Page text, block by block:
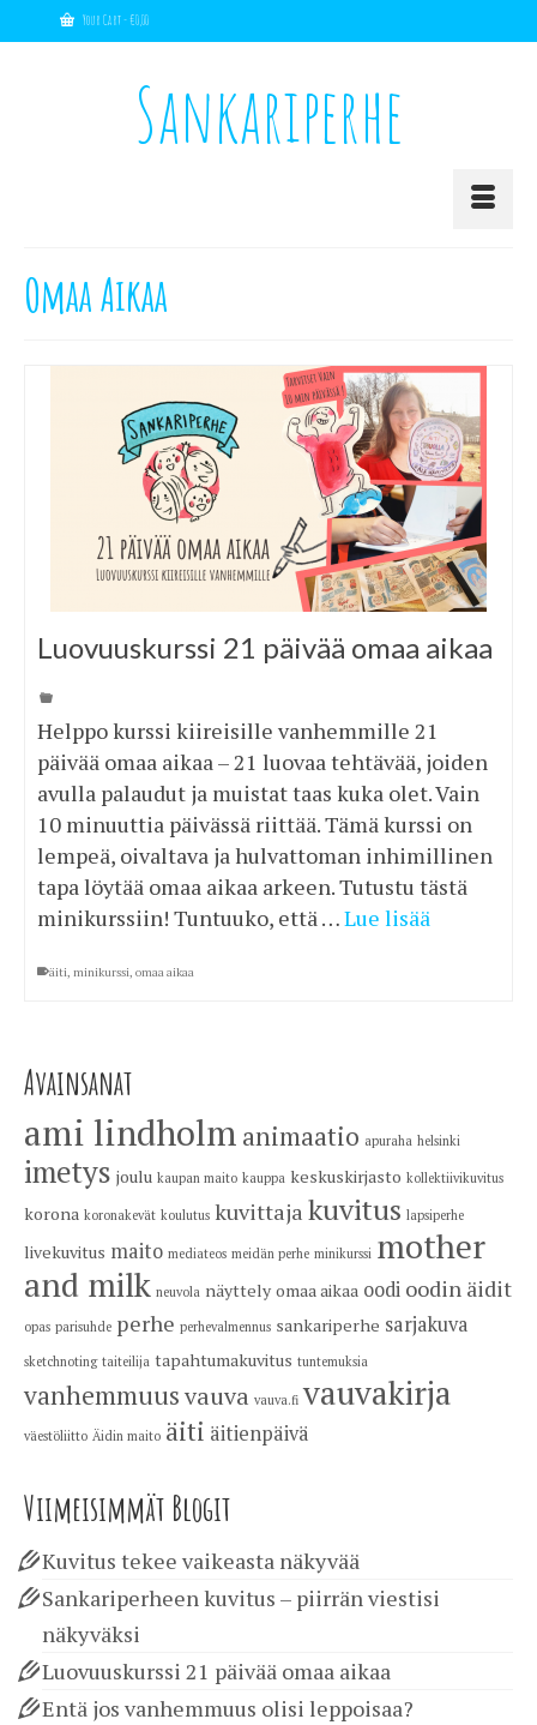
Your Cart-€0,00
Sankariperhe
Omaa Aikaa
Luovuuskurssi 21 päivää omaa aikaa
Helppo kurssi kiireisille vanhemmille 21
päivää omaa aikaa – 21 luovaa tehtävää, joiden
avulla palaudut ja muistat taas kuka olet. Vain
10 minuuttia päivässä riittää. Tämä kurssi on
lempeä, oivaltava ja hulvattoman inhimillinen
tapa löytää omaa aikaa arkeen. Tutustu tästä
minikurssiin! Tuntuuko, että …Lue lisää
äiti, minikurssi, omaa aikaa
Avainsanat
ami lindholm animaatio apuraha helsinki
imetys joulu kaupan maito kauppa keskuskirjasto kollektiivikuvitus
korona koronakevät koulutus kuvittaja kuvitus lapsiperhe
livekuvitus maito mediateos meidän perhe minikurssi mother
and milk neuvola näyttely omaa aikaa oodi oodin äidit
opas parisuhde perhe perhevalmennus sankariperhe sarjakuva
sketchnoting taiteilija tapahtumakuvitus tuntemuksia
vanhemmuusvauva vauva.fi vauvakirja
väestöliitto Äidin maito äiti äitienpäivä
Viimeisimmät Blogit
Kuvitus tekee vaikeasta näkyvää
Sankariperheen kuvitus – piirrän viestisi
näkyväksi
Luovuuskurssi 21 päivää omaa aikaa
Entä jos vanhemmuus olisi leppoisaa?